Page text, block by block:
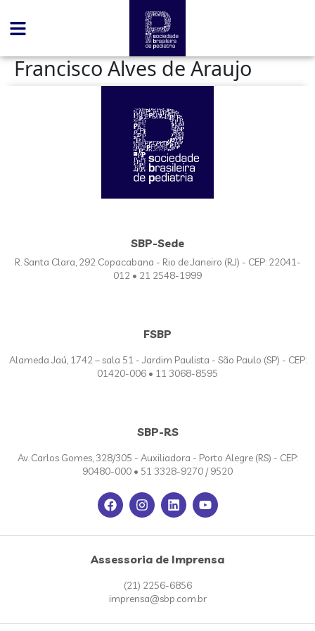
Francisco Alves de Araujo
SBP-Sede
R. Santa Clara, 292 Copacabana - Rio de Janeiro (RJ) - CEP: 22041-
012 • 21 2548-1999
FSBP
Alameda Jaú, 1742 – sala 51 - Jardim Paulista - São Paulo (SP) - CEP:
01420-006 • 11 3068-8595
SBP-RS
Av. Carlos Gomes, 328/305 - Auxiliadora - Porto Alegre (RS) - CEP:
90480-000 • 51 3328-9270 / 9520
Assessoria de Imprensa
(21) 2256-6856
imprensa@sbp.com.br